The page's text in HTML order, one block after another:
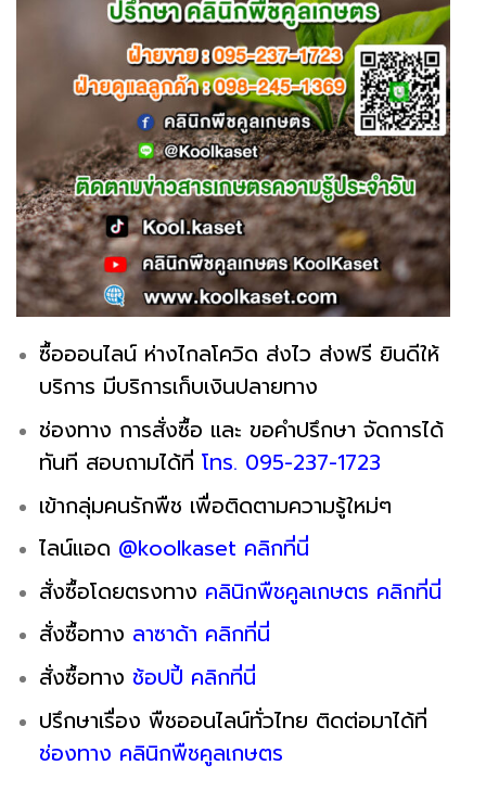
ซื้อออนไลน์ ห่างไกลโควิด ส่งไว ส่งฟรี ยินดีให้
บริการ มีบริการเก็บเงินปลายทาง
ช่องทาง การสั่งซื้อ และ ขอคำปรึกษา จัดการได้
ทันที สอบถามได้ที่ โทร. 095-237-1723
เข้ากลุ่มคนรักพืช เพื่อติดตามความรู้ใหม่ๆ
ไลน์แอด @koolkaset คลิกที่นี่
สั่งซื้อโดยตรงทาง คลินิกพืชคูลเกษตร คลิกที่นี่
สั่งซื้อทาง ลาซาด้า คลิกที่นี่
สั่งซื้อทาง ช้อปปี้ คลิกที่นี่
ปรึกษาเรื่อง พืชออนไลน์ทั่วไทย ติดต่อมาได้ที่
ช่องทาง คลินิกพืชคูลเกษตร